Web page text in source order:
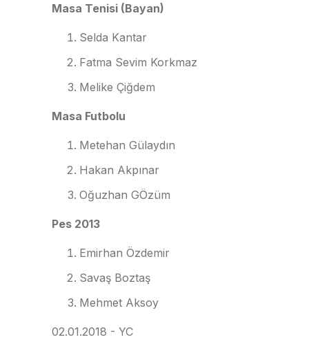
Masa Tenisi (Bayan)
Selda Kantar
Fatma Sevim Korkmaz
Melike Çiğdem
Masa Futbolu
Metehan Gülaydın
Hakan Akpınar
Oğuzhan GÖzüm
Pes 2013
Emirhan Özdemir
Savaş Boztaş
Mehmet Aksoy
02.01.2018 - YC